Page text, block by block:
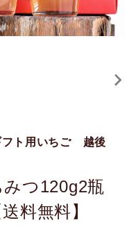
フト用いちご 越後
つ120g2瓶
料無料】